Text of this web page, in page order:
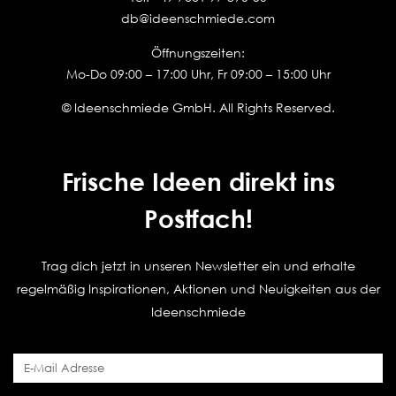
db@ideenschmiede.com
Öffnungszeiten:
Mo-Do 09:00 – 17:00 Uhr, Fr 09:00 – 15:00 Uhr
© Ideenschmiede GmbH. All Rights Reserved.
Frische Ideen direkt ins
Postfach!
Trag dich jetzt in unseren Newsletter ein und erhalte
regelmäßig Inspirationen, Aktionen und Neuigkeiten aus der
Ideenschmiede